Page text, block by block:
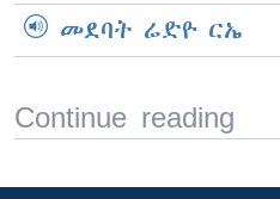
መደባት ሬድዮ ርኤ
Continue reading